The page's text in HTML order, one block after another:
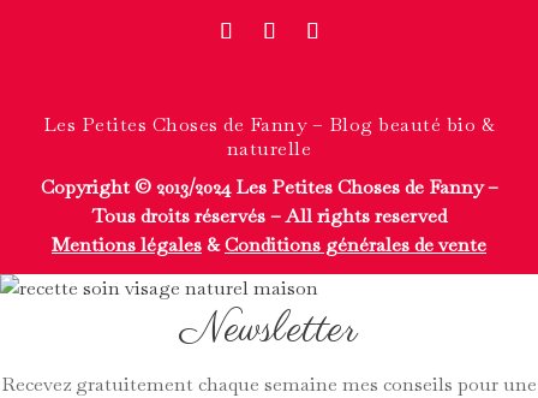
Les Petites Choses de Fanny – Blog beauté bio &
naturelle
Copyright © 2013/2024 Les Petites Choses de Fanny –
Tous droits réservés – All rights reserved
Mentions légales&Conditions générales de vente
Newsletter
Recevez gratuitement chaque semaine mes conseils pour une